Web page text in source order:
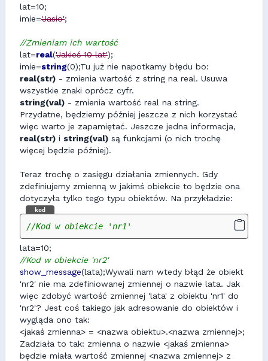
lat=10;
imie='Jasio';
//Zmieniam ich wartość
lat=real('Jakieś 10 lat');
imie=string(0);Tu już nie napotkamy błędu bo:
real(str) - zmienia wartość z string na real. Usuwa
wszystkie znaki oprócz cyfr.
string(val) - zmienia wartość real na string.
Przydatne, będziemy później jeszcze z nich korzystać
więc warto je zapamiętać. Jeszcze jedna informacja,
real(str) i string(val) są funkcjami (o nich trochę
więcej będzie później).
Teraz trochę o zasięgu działania zmiennych. Gdy
zdefiniujemy zmienną w jakimś obiekcie to będzie ona
dotyczyła tylko tego typu obiektów. Na przykładzie:
kod
//Kod w obiekcie 'nr1'
lata=10;
//Kod w obiekcie 'nr2'
show_message(lata);Wywali nam wtedy błąd że obiekt
'nr2' nie ma zdefiniowanej zmiennej o nazwie lata. Jak
więc zdobyć wartość zmiennej 'lata' z obiektu 'nr1' do
'nr2'? Jest coś takiego jak adresowanie do obiektów i
wygląda ono tak:
<jakaś zmienna> = <nazwa obiektu>.<nazwa zmiennej>;
Zadziała to tak: zmienna o nazwie <jakaś zmienna>
będzie miała wartość zmiennej <nazwa zmiennej> z